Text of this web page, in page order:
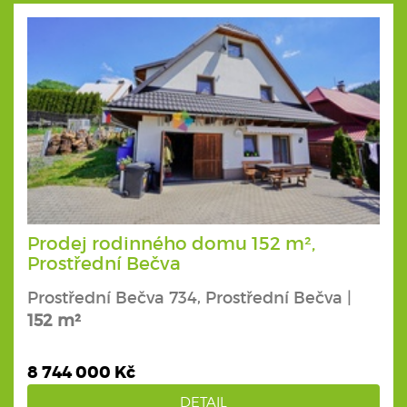
Prodej rodinného domu 152 m²,
Prostřední Bečva
Prostřední Bečva 734, Prostřední Bečva |
152 m²
8 744 000 Kč
DETAIL